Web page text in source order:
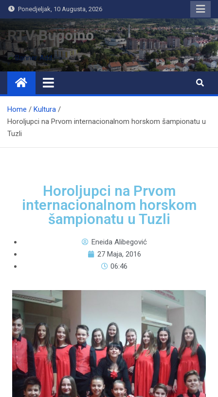
Ponedjeljak, 10 Augusta, 2026
RTV Bugojno
Home
Kultura
Horoljupci na Prvom internacionalnom horskom šampionatu u
Tuzli
Horoljupci na Prvom
internacionalnom horskom
šampionatu u Tuzli
Eneida Alibegović
27 Maja, 2016
06:46